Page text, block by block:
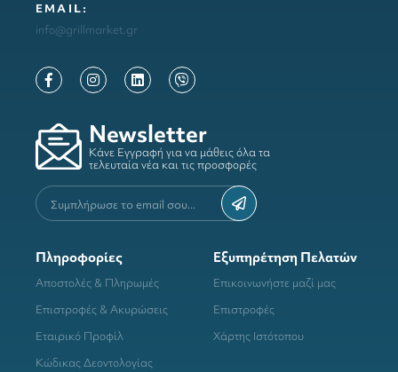
ΕΜΑΙL:
info@grillmarket.gr
Newsletter
Κάνε Εγγραφή για να μάθεις όλα τα
τελευταία νέα και τις προσφορές
Πληροφορίες
Αποστολές & Πληρωμές
Επιστροφές & Ακυρώσεις
Εταιρικό Προφίλ
Κώδικας Δεοντολογίας
Εξυπηρέτηση Πελατών
Επικοινωνήστε μαζί μας
Επιστροφές
Χάρτης Ιστότοπου